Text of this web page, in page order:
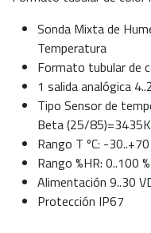
Sonda Mixta de
Temperatura
Formato tubular de
1 salida analógica
Tipo Sensor de
Beta (25/
Rango T ºC: -30..+70
Rango %HR: 0..100
Alimentación 9..30
Protección IP67